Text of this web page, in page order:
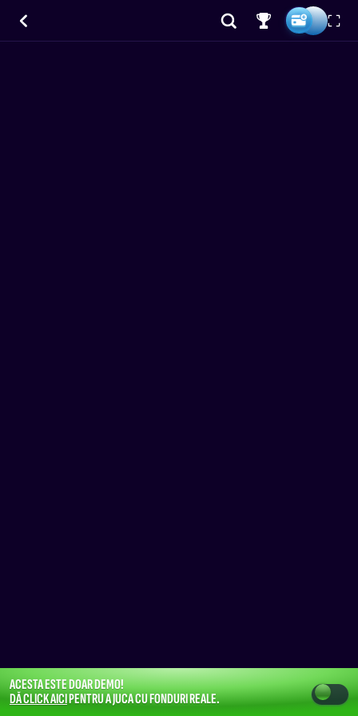
ACESTA ESTE DOAR DEMO!
DĂ CLICK AICIPENTRU A JUCA CU FONDURI REALE.